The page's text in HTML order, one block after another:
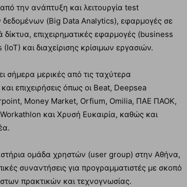
την ανάπτυξη και λειτουργία test
(Big Data Analytics), εφαρμογές σε
επιχειρηματικές εφαρμογές (business
και διαχείρισης κρίσιμων εργασιών.
σήμερα μερικές από τις ταχύτερα
επιχειρήσεις όπως οι Beat, Deepsea
Money Market, Orfium, Omilia, ΠΑΕ ΠΑΟΚ,
και Χρυσή Ευκαιρία, καθώς και
ομάδα χρηστών (user group) στην Αθήνα,
συναντήσεις για προγραμματιστές με σκοπό
πρακτικών και τεχνογνωσίας.